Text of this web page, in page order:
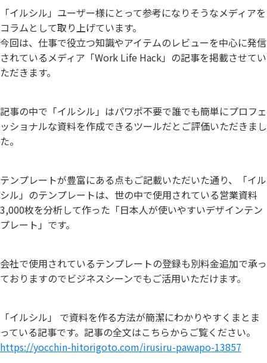
「イルシル」ユーザー様にとって参考になりそうなメディアを
コラムとして取り上げています。
今回は、仕事で役立つ知識やアイテムのレビューを中心に発信
されているメディア「Work Life Hack」の記事を掲載させてい
ただきます。
記事の中で「イルシル」はパワポ不要で誰でも簡単にプロフェ
ッショナルな資料を作成できるツールだとご評価いただきまし
た。
テンプレートが豊富にある点もご記載いただいた通り、「イル
シル」のテンプレートは、世の中で使用されている営業資料
3,000枚を分析して作った「日本人が使いやすいデザインテン
プレート」です。
会社で使用されているテンプレートの登録も別料金追加で承っ
ておりますのでビジネスシーンでもご活用いただけます。
「イルシル」 で資料を作る方法が簡潔にわかりやすくまとま
っている記事です。記事の全文はこちらからご覧ください。
https://yocchin-hitorigoto.com/irusiru-pawapo-13857